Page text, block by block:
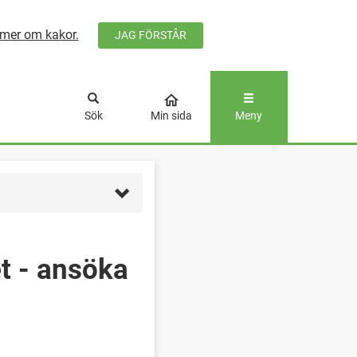
om kakor. JAG FÖRSTÅR
Sök Min sida Meny
- ansöka